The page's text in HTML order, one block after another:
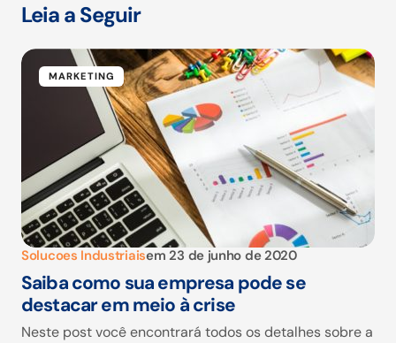
Leia a Seguir
MARKETING
Solucoes Industriaisem 23 de junho de 2020
Saiba como sua empresa pode se
destacar em meio à crise
Neste post você encontrará todos os detalhes sobre a